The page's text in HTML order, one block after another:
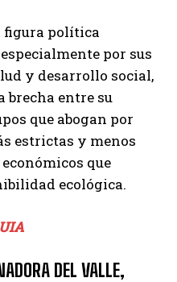
figura política
por sus
y desarrollo social,
brecha entre su
que abogan por
estrictas y menos
que
ecológica.
DEL VALLE,